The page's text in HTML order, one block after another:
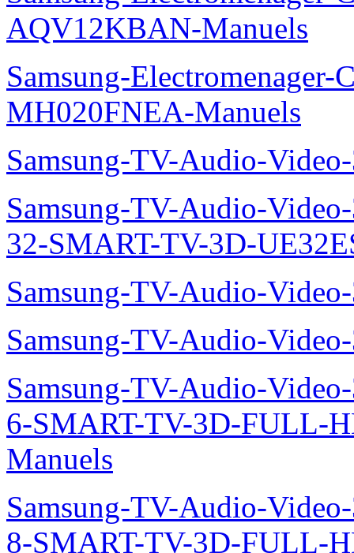
AQV12KBAN-Manuels
Samsung-Electromenager-
MH020FNEA-Manuels
Samsung-TV-Audio-
Samsung-TV-Audio-
32-SMART-TV-3D-
Samsung-TV-Audio-
Samsung-TV-Audio-
Samsung-TV-Audio-
6-SMART-TV-3D-FULL-
Manuels
Samsung-TV-Audio-
8-SMART-TV-3D-FULL-